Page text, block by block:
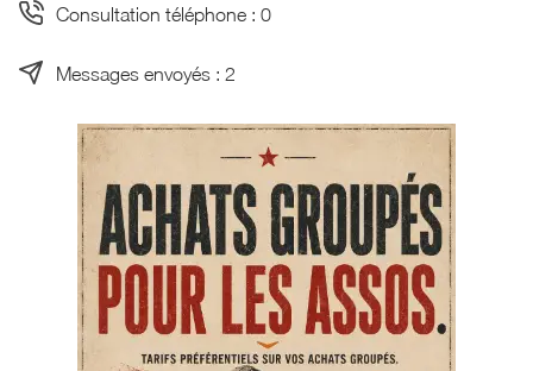
Consultation téléphone : 0
Messages envoyés : 2